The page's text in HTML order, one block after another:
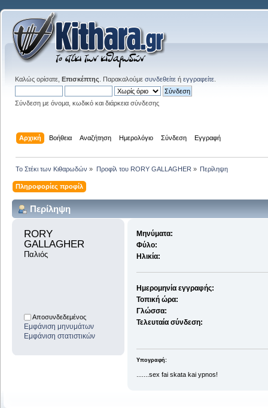
Καλώς ορίσατε, Επισκέπτης . Παρακαλούμε συνδεθείτε ή εγγραφείτε
Σύνδεση με όνομα, κωδικό και διάρκεια σύνδεσης
Αρχική Βοήθεια Αναζήτηση Ημερολόγιο Σύνδεση Εγγραφή
Το Στέκι των Κιθαρωδών » Προφίλ του RORY GALLAGHER » Περίληψη
Πληροφορίες προφίλ
Περίληψη
RORY
GALLAGHER
Παλιός
Αποσυνδεδεμένος
Εμφάνιση μηνυμάτων
Εμφάνιση στατιστικών
Μηνύματα:
Φύλο:
Ηλικία:
Ημερομηνία εγγραφής:
Τοπική ώρα:
Γλώσσα:
Τελευταία σύνδεση:
Υπογραφή:
.......sex fai skata kai ypnos!